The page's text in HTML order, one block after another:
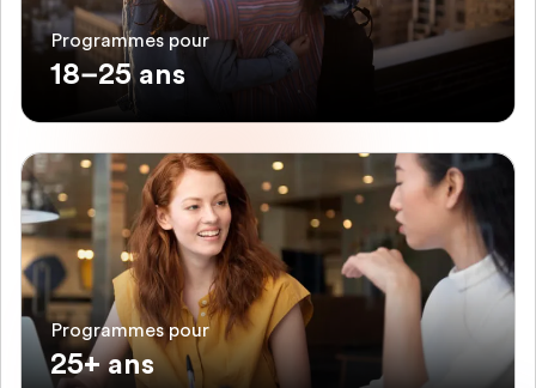
Programmes pour
18–25 ans
Programmes pour
25+ ans